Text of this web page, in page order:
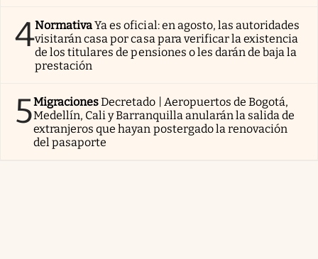
4NormativaYa es oficial: en agosto, las autoridades
visitarán casa por casa para verificar la existencia
de los titulares de pensiones o les darán de baja la
prestación
5MigracionesDecretado | Aeropuertos de Bogotá,
Medellín, Cali y Barranquilla anularán la salida de
extranjeros que hayan postergado la renovación
del pasaporte